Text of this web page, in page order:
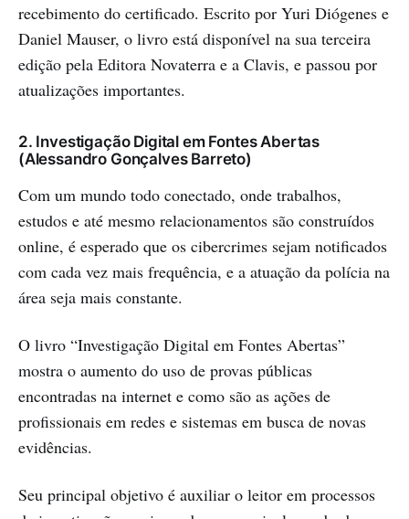
recebimento do certificado. Escrito por Yuri Diógenes e
Daniel Mauser, o livro está disponível na sua terceira
edição pela Editora Novaterra e a Clavis, e passou por
atualizações importantes.
2. Investigação Digital em Fontes Abertas
(Alessandro Gonçalves Barreto)
Com um mundo todo conectado, onde trabalhos,
estudos e até mesmo relacionamentos são construídos
online, é esperado que os cibercrimes sejam notificados
com cada vez mais frequência, e a atuação da polícia na
área seja mais constante.
O livro “Investigação Digital em Fontes Abertas”
mostra o aumento do uso de provas públicas
encontradas na internet e como são as ações de
profissionais em redes e sistemas em busca de novas
evidências.
Seu principal objetivo é auxiliar o leitor em processos